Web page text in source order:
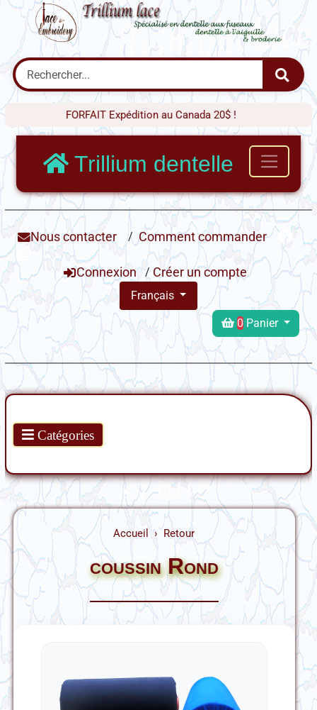
FORFAIT Expédition au Canada 20$ !
Trillium dentelle
Nous contacter / Comment commander
Connexion / Créer un compte
Français
0 Panier
Catégories
Accueil Retour
coussin Rond